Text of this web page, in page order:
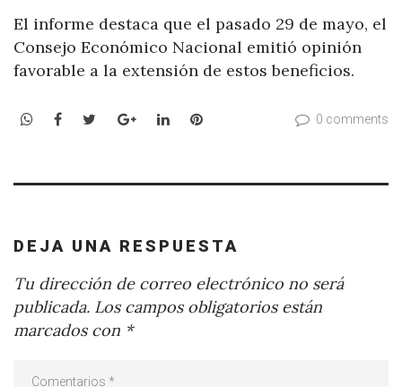
El informe destaca que el pasado 29 de mayo, el
Consejo Económico Nacional emitió opinión
favorable a la extensión de estos beneficios.
WhatsApp
Facebook
TwitterGoogle+LinkedInPinterest 0 comments
DEJA UNA RESPUESTA
Tu dirección de correo electrónico no será
publicada. Los campos obligatorios están
marcados con *